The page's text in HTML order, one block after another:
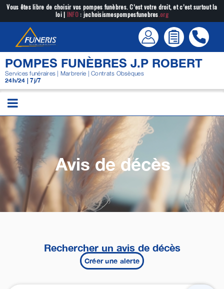
Passer
contenu
Vous êtes libre de choisir vos pompes funèbres. C’est votre droit, et c’est surtout la
loi | INFO: jechoisismespompesfunebres.org
POMPES FUNÈBRES J.P ROBERT
Services funéraires | Marbrerie | Contrats Obsèques
24h/24 | 7j/7
Avis de décès
Rechercher un avis de décès
Créer une alerte